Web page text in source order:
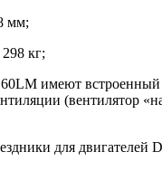
мм;
кг;
имеют
(вентилятор
для двигателей